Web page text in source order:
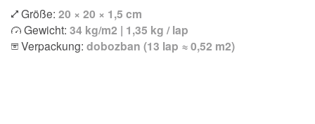
Größe: 20 × 20 × 1,5 cm
Gewicht: 34 kg/m2 | 1,35 kg / lap
Verpackung: dobozban (13 lap ≈ 0,52 m2)